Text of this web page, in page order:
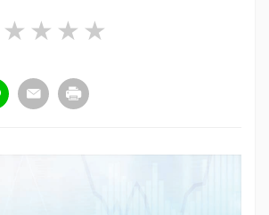
4 stars
3 stars
2 stars
1 star